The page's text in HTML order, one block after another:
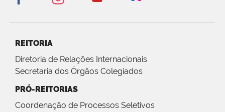
REITORIA
Diretoria de Relações Internacionais
Secretaria dos Órgãos Colegiados
PRÓ-REITORIAS
Coordenação de Processos Seletivos